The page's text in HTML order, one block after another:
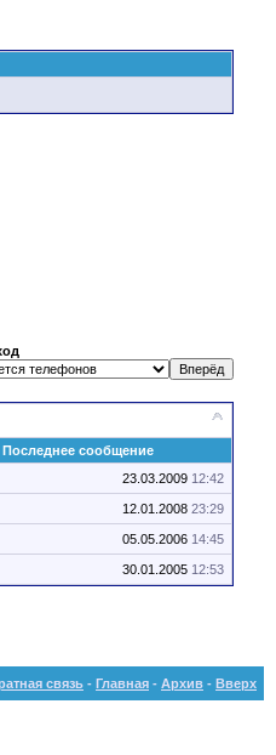
Последнее сообщение
23.03.2009 12:42
12.01.2008 23:29
05.05.2006 14:45
30.01.2005 12:53
связь - Главная - Архив - Вверх